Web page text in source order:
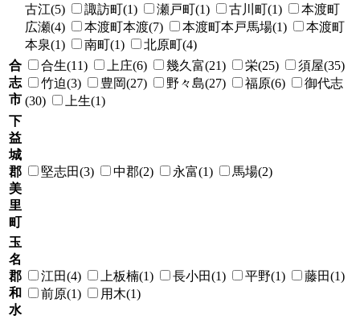
古江(5)
諏訪町(1) 瀬戸町(1) 古川町(1)
本渡町
広瀬(4)
本渡町本渡(7) 本渡町本戸馬場(1)
本渡町
本泉(1)
南町(1)
北原町(4)
合
志
市
合生(11) 上庄(6) 幾久富(21) 栄(25)
須屋(35)
竹迫(3)
豊岡(27) 野々島(27) 福原(6)
御代志
(30)
上生(1)
下
益
城
郡
美
里
町
堅志田(3) 中郡(2) 永富(1) 馬場(2)
玉
名
郡
和
水
江田(4) 上板楠(1) 長小田(1) 平野(1)
藤田(1)
前原(1)
用木(1)